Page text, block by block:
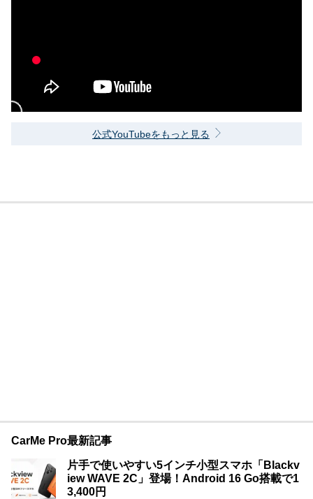
公式YouTubeをもっと見る
CarMe Pro最新記事
片手で使いやすい5インチ小型スマホ「Blackv
iew WAVE 2C」登場！Android 16 Go搭載で1
3,400円